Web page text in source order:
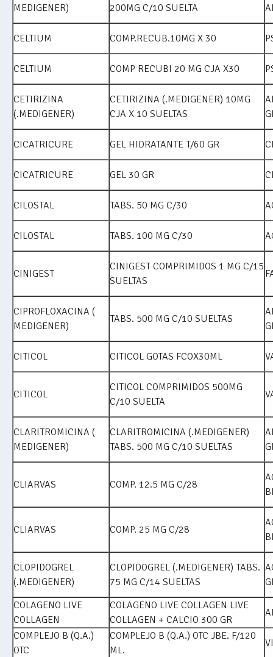
MEDIGENER)
200MG C/10 SUELTA
CELTIUM COMP.RECUB.10MG X 30
CELTIUM COMP RECUBI 20 MG CJA X30
CETIRIZINA
(.MEDIGENER)
CETIRIZINA (.MEDIGENER) 10MG
CJA X 10 SUELTAS
CICATRICURE GEL HIDRATANTE T/60 GR
CICATRICURE GEL 30 GR
CILOSTAL TABS. 50 MG C/30
CILOSTAL TABS. 100 MG C/30
CINIGEST
CINIGEST COMPRIMIDOS 1 MG C/15
SUELTAS
CIPROFLOXACINA (
MEDIGENER)
TABS. 500 MG C/10 SUELTAS
CITICOL CITICOL GOTAS FCOX30ML
CITICOL
CITICOL COMPRIMIDOS 500MG
C/10 SUELTA
CLARITROMICINA (
MEDIGENER)
CLARITROMICINA (.MEDIGENER)
TABS. 500 MG C/10 SUELTAS
CLIARVAS COMP. 12.5 MG C/28
CLIARVAS COMP. 25 MG C/28
CLOPIDOGREL
(.MEDIGENER)
CLOPIDOGREL (.MEDIGENER) TABS.
75 MG C/14 SUELTAS
COLAGENO LIVE
COLLAGEN
COLAGENO LIVE COLLAGEN LIVE
COLLAGEN + CALCIO 300 GR
COMPLEJO B (Q.A.)
OTC
COMPLEJO B (Q.A.) OTC JBE. F/120
ML.